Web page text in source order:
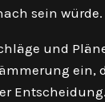
sein würde.
und
ein,